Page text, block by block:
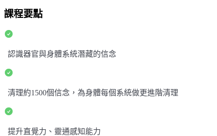
課程要點
認識器官與身體系統潛藏的信念
清理約1500個信念，為身體每個系統做更進階清理
提升直覺力、靈通感知能力